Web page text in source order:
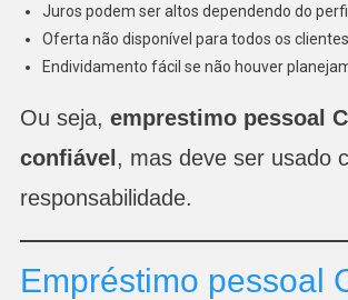
Juros podem ser altos dependendo do perfil
Oferta não disponível para todos os clientes
Endividamento fácil se não houver
Ou seja, emprestimo pessoal
confiável, mas deve ser usado
responsabilidade.
Empréstimo pessoal